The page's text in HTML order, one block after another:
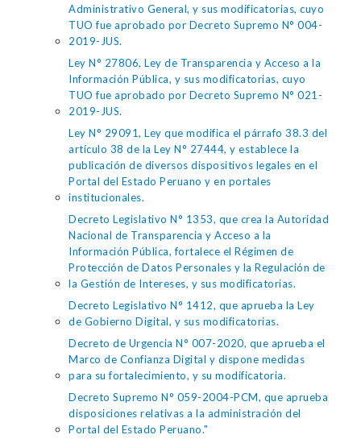
Administrativo General, y sus modificatorias, cuyo
TUO fue aprobado por Decreto Supremo N° 004-
2019-JUS.
Ley N° 27806, Ley de Transparencia y Acceso a la
Información Pública, y sus modificatorias, cuyo
TUO fue aprobado por Decreto Supremo N° 021-
2019-JUS.
Ley N° 29091, Ley que modifica el párrafo 38.3 del
artículo 38 de la Ley N° 27444, y establece la
publicación de diversos dispositivos legales en el
Portal del Estado Peruano y en portales
institucionales.
Decreto Legislativo N° 1353, que crea la Autoridad
Nacional de Transparencia y Acceso a la
Información Pública, fortalece el Régimen de
Protección de Datos Personales y la Regulación de
la Gestión de Intereses, y sus modificatorias.
Decreto Legislativo N° 1412, que aprueba la Ley
de Gobierno Digital, y sus modificatorias.
Decreto de Urgencia N° 007-2020, que aprueba el
Marco de Confianza Digital y dispone medidas
para su fortalecimiento, y su modificatoria.
Decreto Supremo N° 059-2004-PCM, que aprueba
disposiciones relativas a la administración del
Portal del Estado Peruano."